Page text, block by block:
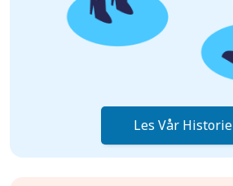
Les Vår Historie